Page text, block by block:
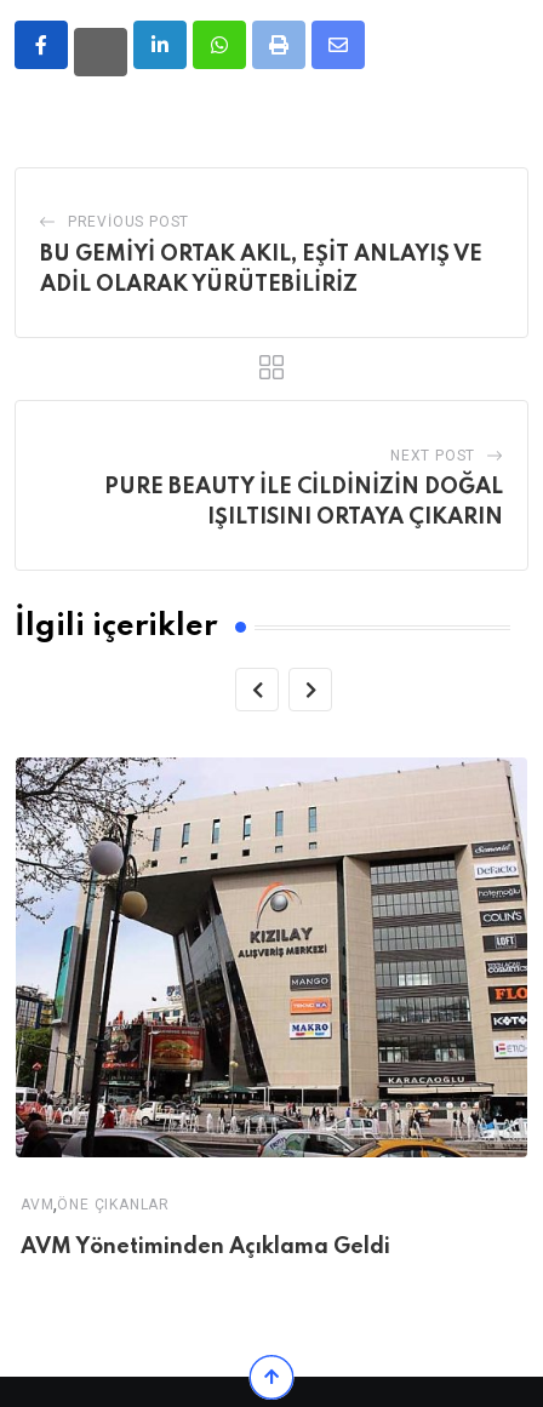
LinkedInWhatsappPrint
Share
PREVIOUS POST
BU GEMİYİ ORTAK AKIL, EŞİT ANLAYIŞ VE
ADİL OLARAK YÜRÜTEBİLİRİZ
NEXT POST
PURE BEAUTY İLE CİLDİNİZİN DOĞAL
IŞILTISINI ORTAYA ÇIKARIN
İlgili içerikler
AVM,ÖNE ÇIKANLAR
AVM Yönetiminden Açıklama Geldi